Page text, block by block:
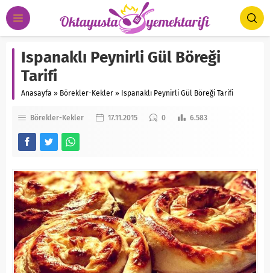
Ispanaklı Peynirli Gül Böreği
Tarifi
Anasayfa » Börekler-Kekler » Ispanaklı Peynirli Gül Böreği Tarifi
Börekler-Kekler 17.11.2015 0 6.583